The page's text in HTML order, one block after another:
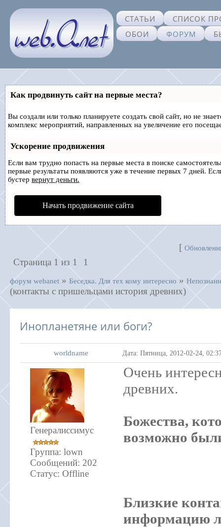
СТАТЬИ
СПИСОК
ОБОИ
ФОРУМ
Как продвинуть сайт на первые места?
Вы создали или только планируете создать свой сайт, но не
комплекс мероприятий, направленных на увеличение его
Ускорение продвижения
Если вам трудно попасть на первые места в поиске
первые результаты появляются уже в течение первых 7 дней.
бустер вернут деньги.
Начать продвижение сайта
[
Страница 1 из 1 1
форум webanet » Беседка. Для тех кому интересно »
(контакты с пришельцами история древних)
Инопланетяне или боги?
worldname Дата: Пятница, 2012-02-24,
Генералиссимус
Группа: lown
Сообщений: 202
Статус: Offline
Очень
древних.
Божества,
возможно
Близкие
информацию